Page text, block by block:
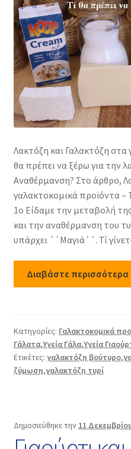
Υγεία Γιαούρτι
Τυριά
Γαλακτοκομικά Προϊόντα
Ζυμωμένα Γάλατα
Μαγιά για Γαλακτοκομικά
Κρέμα γάλακτος
Βούτυρο
Παγωτό
Συνεργαστείτε μαζί μας
Κατάστημα
Επικοινωνία
Λακτόζη και Γαλακτόζη
θα πρέπει να ξέρω για την
Αναθέρμανση? Στο άρθρο,
γαλακτοκομικά προϊόντα –
1ο Είδαμε την μεταβολή
και την αναθέρμανση του
υπάρχει ΄΄Μαγιά΄΄. Τί
Διαβάστε περισσότερα
Κατηγορίες: Γαλακτοκομικά
Γάλατα,Υγεία Γάλα,Υγεία
Ετικέτες: γαλακτόζη βούτυρο,
ζύμωση,γαλακτόζη τυρί
Δημοσιεύθηκε την 11